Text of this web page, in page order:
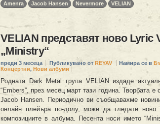
Amenra Jacob Hansen Nevermore VELIAN
VELIAN представят ново Lyric
„Ministry“
преди 3 месеца Публикувано от REYAV Намира се в
Концертни, Нови албуми
Родната Dark Metal група VELIAN издаде
“Embers”, през месец март тази година. Творбата е
Jacob Hansen. Периодично ви съобщавахме
онлайн плейъра по-долу, може да гледате
композициите в албума. Песента носи името